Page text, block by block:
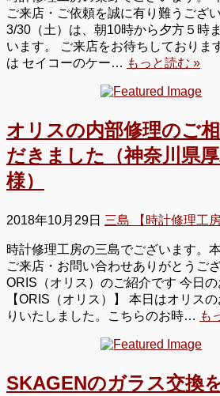
ご来店・ご依頼を誠に有り難うござ
3/30（土）は、朝10時から夕方５時
います。 ご来店をお待ちしておりま
は セイコーのケー… もっと読む »
オリスの内部修理のご
だきました（神奈川県
様）
2018年10月29日 三島 【時計修理工房
時計修理工房の三島でございます。
ご来店・お問い合わせありがとうご
ORIS（オリス）のご紹介です 今日
【ORIS（オリス）】 本日はオリス
りいたしました。こちらのお時… も
SKAGENのガラス交換